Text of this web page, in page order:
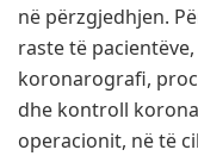
në përzgjedhjen.
raste të
koronarografi,
dhe kontroll
operacionit, në të